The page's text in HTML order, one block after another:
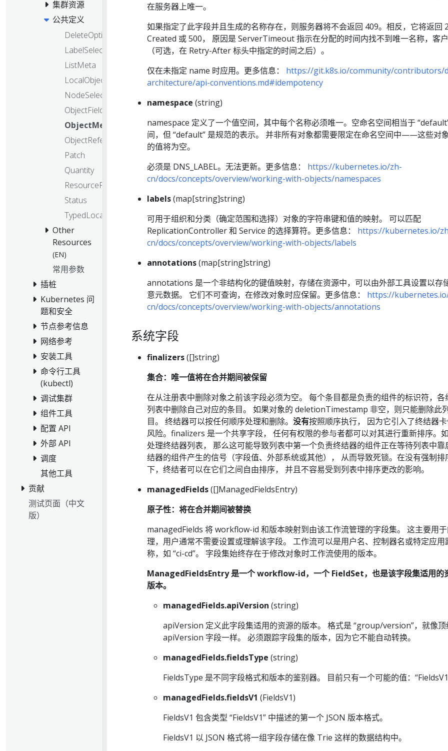
集群资源
公共定义
DeleteOptions
LabelSelector
ListMeta
LocalObjectReference
NodeSelectorRequirement
ObjectFieldSelector
ObjectMeta
ObjectReference
Patch
Quantity
ResourceFieldSelector
Status
TypedLocalObjectReference
Other
Resources
(EN)
常用参数
插桩
Kubernetes 问
题和安全
节点参考信息
网络参考
安装工具
命令行工具
(kubectl)
调试集群
组件工具
配置 API
外部 API
调度
其他工具
贡献
测试页面（中文
版）
在服务器上唯一。
如果指定了此字段并且生成的名称存在，则服务器将不会返回 409。相反，它将返回
Created 或 500， 原因是 ServerTimeout 指示在分配的时间内找不到唯一名称，客
（可选，在 Retry-After 标头中指定的时间之后）。
仅在未指定 name 时应用。更多信息： https://git.k8s.io/community/contributors/
architecture/api-conventions.md#idempotency
namespace (string)
namespace 定义了一个值空间，其中每个名称必须唯一。空命名空间相当于
间，但 “default” 是规范的表示。 并非所有对象都需要限定在命名空间中——这些对
的值将为空。
必须是 DNS_LABEL。无法更新。更多信息： https://kubernetes.io/zh-
cn/docs/concepts/overview/working-with-objects/namespaces
labels(map[string]string)
可用于组织和分类（确定范围和选择）对象的字符串键和值的映射。 可以匹配
ReplicationController 和 Service 的选择算符。更多信息： https://kubernetes.io/
cn/docs/concepts/overview/working-with-objects/labels
annotations(map[string]string)
annotations 是一个非结构化的键值映射，存储在资源中，可以由外部工具设置以存
意元数据。 它们不可查询，在修改对象时应保留。更多信息： https://
cn/docs/concepts/overview/working-with-objects/annotations
系统字段
finalizers([]string)
集合：唯一值将在合并期间被保留
在从注册表中删除对象之前该字段必须为空。 每个条目都是负责的组件的标识符，各
列表中删除自己对应的条目。 如果对象的 deletionTimestamp 非空，则只能删除此
目。 终结器可以按任何顺序处理和删除。 没有按照顺序执行， 因为它引入了终结器
风险。finalizers 是一个共享字段， 任何有权限的参与者都可以对其进行重新排序。
处理终结器列表， 那么这可能导致列表中第一个负责终结器的组件正在等待列表中靠
结器的组件产生的信号（字段值、外部系统或其他）， 从而导致死锁。在没有强制排
下，终结者可以在它们之间自由排序， 并且不容易受到列表中排序更改的影响。
managedFields([]ManagedFieldsEntry)
原子性：将在合并期间被替换
managedFields 将 workflow-id 和版本映射到由该工作流管理的字段集。 这主要用
理，用户通常不需要设置或理解该字段。 工作流可以是用户名、控制器名或特定应用
称，如 “ci-cd”。 字段集始终存在于修改对象时工作流使用的版本。
ManagedFieldsEntry 是一个 workflow-id，一个 FieldSet，也是该字段集适用的
版本。
managedFields.apiVersion (string)
apiVersion 定义此字段集适用的资源的版本。 格式是 “group/version”，就像顶
apiVersion 字段一样。 必须跟踪字段集的版本，因为它不能自动转换。
managedFields.fieldsType (string)
FieldsType 是不同字段格式和版本的鉴别器。 目前只有一个可能的值：
managedFields.fieldsV1 (FieldsV1)
FieldsV1 包含类型 “FieldsV1” 中描述的第一个 JSON 版本格式。
FieldsV1 以 JSON 格式将一组字段存储在像 Trie 这样的数据结构中。